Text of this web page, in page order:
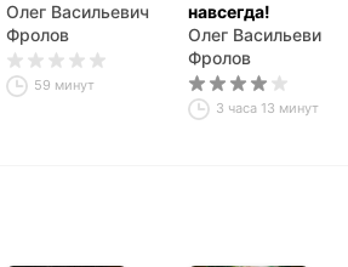
Олег Васильевич
Фролов
59 минут
навсегда!
Олег Васильевич
Фролов
3 часа 13 минут